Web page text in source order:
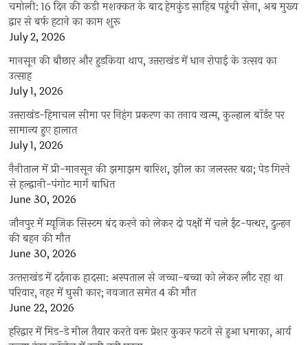
चमोली: 16 दिन की कड़ी मशक्कत के बाद हेमकुंड साहिब पहुंची सेना, अब मुख्य
द्वार से बर्फ हटाने का काम शुरू
July 2, 2026
मानसून की बौछार और हुड़किया थाप, उत्तराखंड में धान रोपाई के उत्सव का
उत्साह
July 1, 2026
उत्तराखंड-हिमाचल सीमा पर निहंग प्रकरण का तनाव खत्म, कुल्हाल बॉर्डर पर
सामान्य हुए हालात
July 1, 2026
नैनीताल में प्री-मानसून की झमाझम बारिश, झील का जलस्तर बढ़ा; पेड़ गिरने
से हल्द्वानी-पंगोट मार्ग बाधित
June 30, 2026
जौनपुर में म्यूजिक सिस्टम बंद करने को लेकर दो पक्षों में चले ईंट-पत्थर, दुल्हन
की बहन की मौत
June 30, 2026
उत्‍तराखंड में दर्दनाक हादसा: अस्पताल से जच्चा-बच्चा को लेकर लौट रहा था
परिवार, नहर में घुसी कार; नवजात समेत 4 की मौत
June 22, 2026
हरिद्वार में मिड-डे मील तैयार करते वक्त प्रेशर कुकर फटने से हुआ धमाका, आर्य